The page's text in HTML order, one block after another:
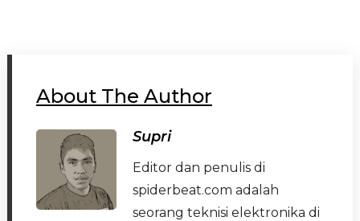
About The Author
Supri
Editor dan penulis di
spiderbeat.com adalah
seorang teknisi elektronika di